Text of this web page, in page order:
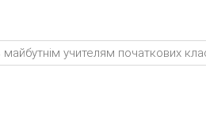
учителям початкових